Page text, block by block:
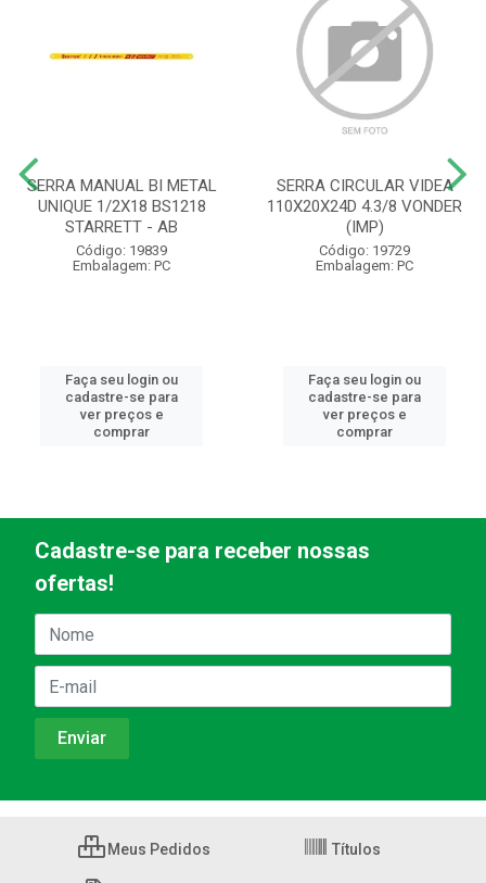
SERRA MANUAL BI METAL
UNIQUE 1/2X18 BS1218
STARRETT - AB
Código: 19839
Embalagem: PC
Faça seu login ou
cadastre-se para
ver preços e
comprar
SERRA CIRCULAR VIDEA
110X20X24D 4.3/8 VONDER
(IMP)
Código: 19729
Embalagem: PC
Faça seu login ou
cadastre-se para
ver preços e
comprar
Cadastre-se para receber nossas
ofertas!
Meus Pedidos Títulos